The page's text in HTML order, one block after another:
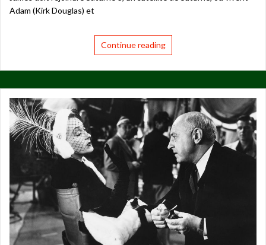
Adam (Kirk Douglas) et
Continue reading